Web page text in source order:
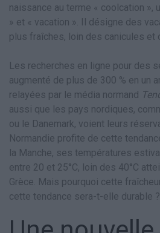
naissance au terme « coolcation »,
» et « vacation ». Il désigne des
plus fraîches, loin des canicules et
Les recherches en ligne pour des
augmenté de plus de 300 % en un
relayées par le média normand
aussi que les pays nordiques,
ou le Danemark, voient leurs
Normandie profite de cette
la Manche, ses températures
entre 20 et 25°C, loin des 40°C
Grèce. Mais pourquoi cette
cette tendance sera-t-elle durable ?